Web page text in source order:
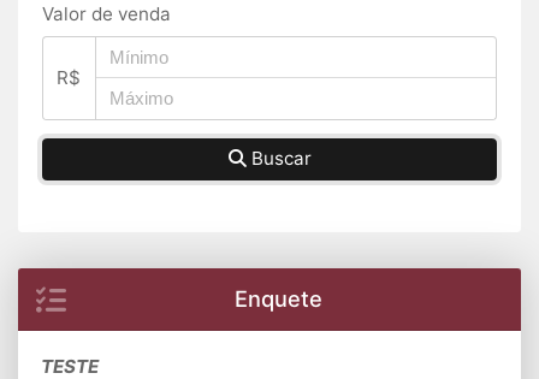
Valor de venda
R$
Buscar
Enquete
TESTE